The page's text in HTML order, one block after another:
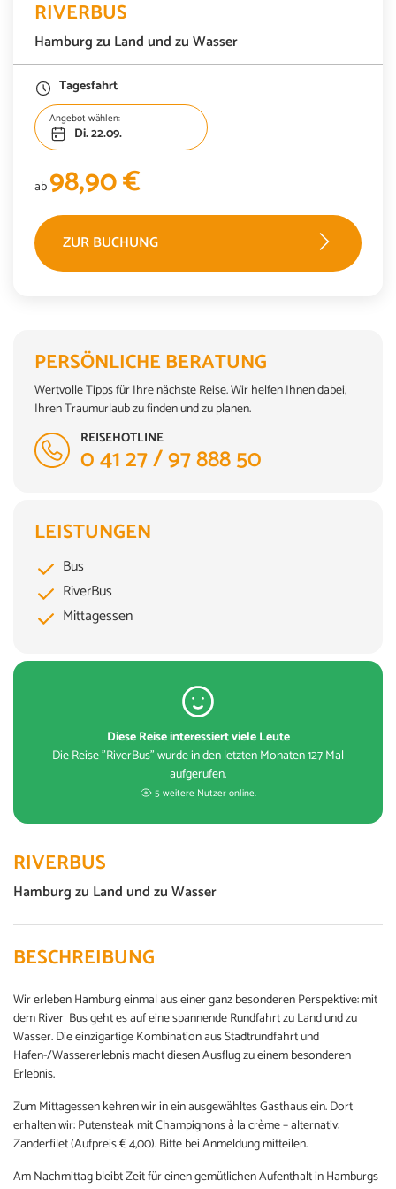
RIVERBUS
Hamburg zu Land und zu Wasser
Tagesfahrt
Angebot wählen:
Di. 22.09.
ab98,90 €
ZUR BUCHUNG
RIVERBUS
Hamburg zu Land und zu Wasser
BESCHREIBUNG
Wir erleben Hamburg einmal aus einer ganz besonderen Perspektive: mit
dem River Bus geht es auf eine spannende Rundfahrt zu Land und zu
Wasser. Die einzigartige Kombination aus Stadtrundfahrt und
Hafen-/Wassererlebnis macht diesen Ausflug zu einem besonderen
Erlebnis.
Zum Mittagessen kehren wir in ein ausgewähltes Gasthaus ein. Dort
erhalten wir: Putensteak mit Champignons à la crème – alternativ:
Zanderfilet (Aufpreis € 4,00). Bitte bei Anmeldung mitteilen.
Am Nachmittag bleibt Zeit für einen gemütlichen Aufenthalt in Hamburgs
PERSÖNLICHE BERATUNG
Wertvolle Tipps für Ihre nächste Reise. Wir helfen Ihnen dabei,
Ihren Traumurlaub zu finden und zu planen.
REISEHOTLINE
0 41 27 / 97 888 50
LEISTUNGEN
Bus
RiverBus
Mittagessen
Diese Reise interessiert viele Leute
Die Reise "RiverBus" wurde in den letzten Monaten 127 Mal
aufgerufen.
5 weitere Nutzer online.